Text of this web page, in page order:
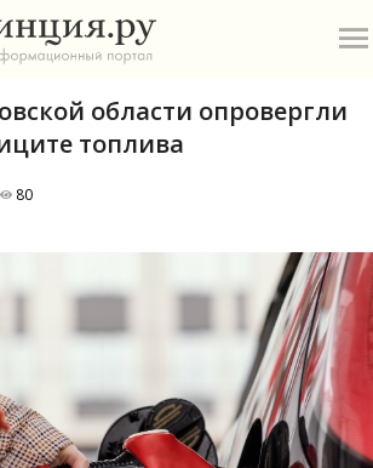
области опровергли
топлива
80